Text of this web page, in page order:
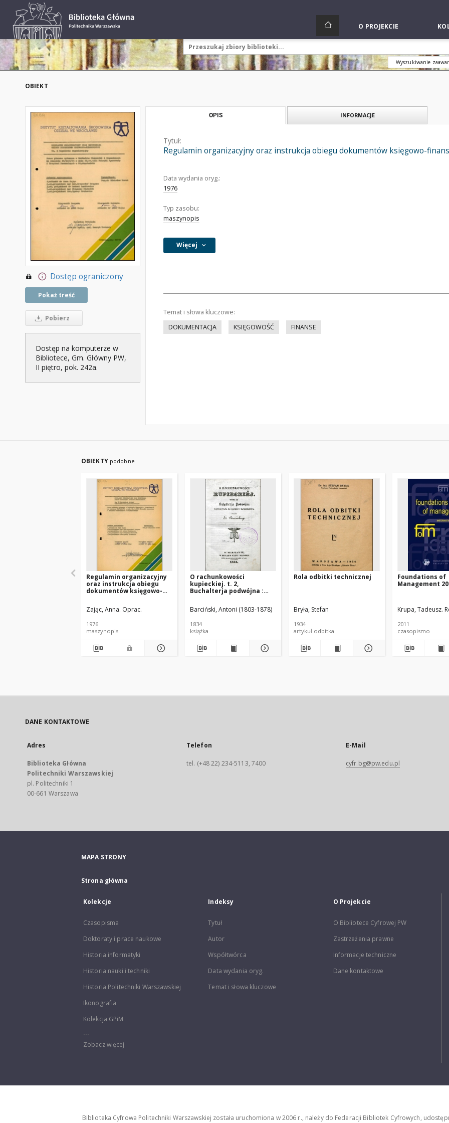
O PROJEKCIE
Wyszukiwanie
OBIEKT
Dostęp ograniczony
Pokaż treść
Pobierz
Dostęp na komputerze w
Bibliotece, Gm. Główny PW,
II piętro, pok. 242a.
OPIS INFORMACJE
Tytuł:
Regulamin organizacyjny oraz instrukcja obiegu dokumentów księgowo-
Data wydania oryg.:
1976
Typ zasobu:
maszynopis
Więcej
Temat i słowa kluczowe:
DOKUMENTACJA
KSIĘGOWOŚĆ FINANSE
OBIEKTY podobne
Regulamin organizacyjny
oraz instrukcja obiegu
dokumentów księgowo-
dokumentów księgowo-
Zając, Anna. Oprac.
1976
maszynopis
O rachunkowości
kupieckiej. t. 2,
Buchalterja podwójna :
bankierstwa
Barciński, Antoni (1803-1878)
1834
książka
Rola odbitki technicznej
Bryła, Stefan
1934
artykuł odbitka
Foundations of
Management
Krupa, Tadeusz.
2011
czasopismo
DANE KONTAKTOWE
Adres
Biblioteka Główna
Politechniki Warszawskiej
pl. Politechniki 1
00-661 Warszawa
Telefon
tel. (+48 22) 234-5113, 7400
E-Mail
cyfr.bg@pw.edu.pl
MAPA STRONY
Strona główna
Kolekcje
Czasopisma
Doktoraty i prace naukowe
Historia informatyki
Historia nauki i techniki
Historia Politechniki Warszawskiej
Ikonografia
Kolekcja GPiM
...
Zobacz więcej
Indeksy
Tytuł
Autor
Współtwórca
Data wydania oryg.
Temat i słowa kluczowe
O Projekcie
O Bibliotece Cyfrowej PW
Zastrzeżenia prawne
Informacje techniczne
Dane kontaktowe
Biblioteka Cyfrowa Politechniki Warszawskiej została uruchomiona w 2006 r., należy do Federacji Bibliotek Cyfrowych,